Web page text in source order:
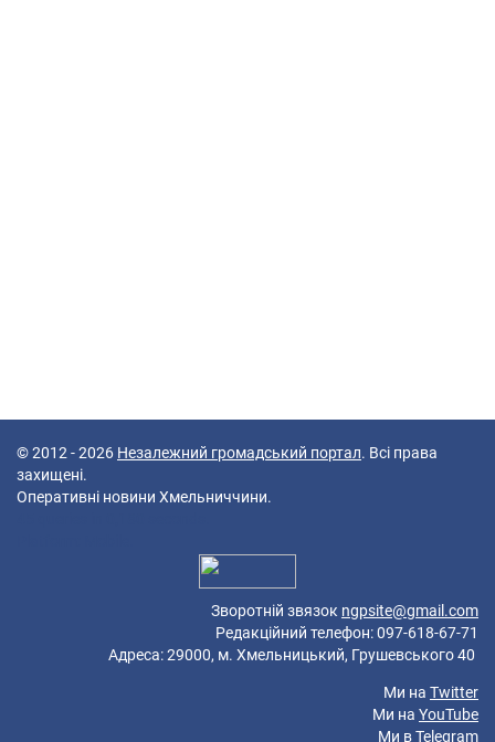
© 2012 - 2026 Незалежний громадський портал. Всі права
захищені.
Оперативні новини Хмельниччини.
Зворотній звязок ngpsite@gmail.com
Редакційний телефон: 097-618-67-71
Адреса: 29000, м. Хмельницький, Грушевського 40
Ми на Twitter
Ми на YouTube
Ми вTelegram